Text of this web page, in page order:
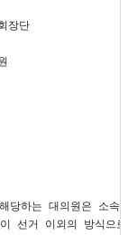
장단
하는 대의원은 소속
선거 이외의 방식으